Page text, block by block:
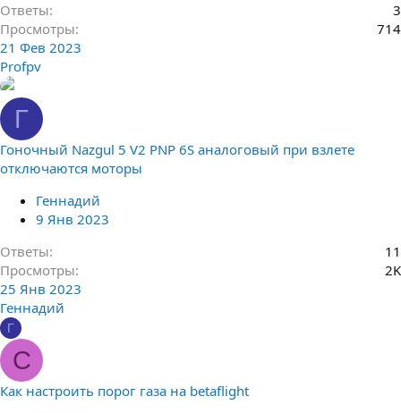
Ответы
3
Просмотры
714
21 Фев 2023
Profpv
Г
Гоночный Nazgul 5 V2 PNP 6S аналоговый при взлете
отключаются моторы
Геннадий
9 Янв 2023
Ответы
11
Просмотры
2K
25 Янв 2023
Геннадий
Г
C
Как настроить порог газа на betaflight